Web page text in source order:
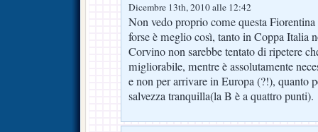
Dicembre 13th, 2010 alle 12:42
Non vedo proprio come questa
forse è meglio così, tanto in Coppa Italia
Corvino non sarebbe tentato di ripetere
migliorabile, mentre è assolutamente
e non per arrivare in Europa (?!), quanto
salvezza tranquilla(la B è a quattro punti).